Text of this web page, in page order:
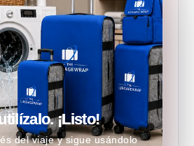
¡Listo!
del viaje y sigue usándolo